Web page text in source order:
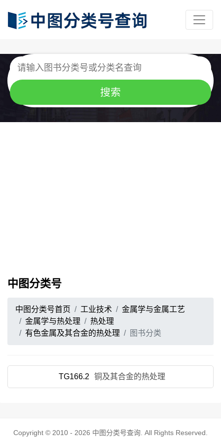
中图分类号
中图分类号首页 工业技术
金属学与金属工艺
金属学与热处理
热处理
有色金属及其合金的热处理
图书分类
TG166.2 铜及其合金的热处理
Copyright © 2010 - 2026 中图分类号查询 . All Rights Reserved.